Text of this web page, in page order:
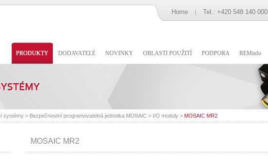
Home Tel.: +420 548 140 000
PRODUKTY DODAVATELÉ NOVINKY OBLASTI POUŽITÍ PODPORA REMinfo
systémy> Bezpečnostní programovatelná jednotka MOSAIC> I/O moduly> MOSAIC MR2
MOSAIC MR2